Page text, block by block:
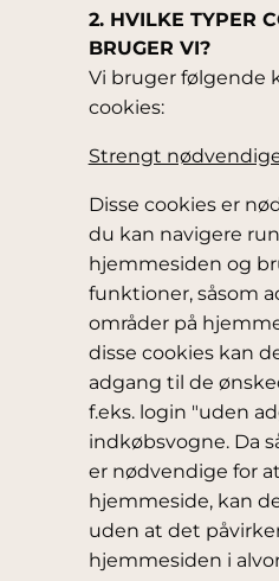
2. HVILKE TYPER
BRUGER VI?
Vi bruger følgende
cookies:
Strengt
Disse cookies er
du kan navigere
hjemmesiden og
funktioner, såsom
områder på
disse cookies kan
adgang til de
f.eks. login "uden
indkøbsvogne. Da
er nødvendige for
hjemmeside, kan
uden at det
hjemmesiden i